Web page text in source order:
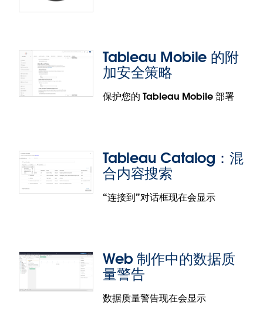
内容，从而更快地获得见解。
Tableau Server 的身份池
身份池将使您能够摆脱 Tableau Server 中严格的单一
本地身份存储，并通过 OpenID Connect 对其进行身
份验证，从而实现现代身份验证。如果某个组织需要
让一组外部用户访问 Tableau，但又无法将这些用户
邀请到该组织的公司 Active Directory，这项功能就会
用户属性函数 (UAF)
些函数，您可以在计算中使用在 Connected Apps 登
录流程中定义的用户属性。这些函数可用于创建数据
源筛选器，以实现用户名和群组（例如部门、区域
等）之外的行级安全性，使您能够在嵌入式场景中为
支持在非 Safari 浏览器中进行移
动身份验证
理员可以覆盖用于身份验证的默认浏览器。
Tableau Mobile 的附
加安全策略
保护您的 Tableau Mobile 部署
全策略，让 Tableau Mobile 更加安全，包括：屏幕
共享和屏幕截图阻止功能（仅限 Android）、越狱检
测和恶意软件检测。
Tableau Catalog：混
合内容搜索
“连接到”对话框现在会显示
Web 制作中的数据质
量警告
数据质量警告现在会显示